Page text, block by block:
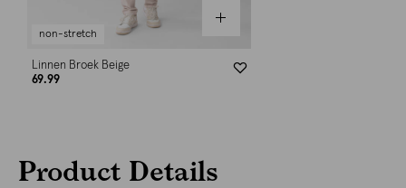
non-stretch
Linnen Broek Beige
69.99
Product Details